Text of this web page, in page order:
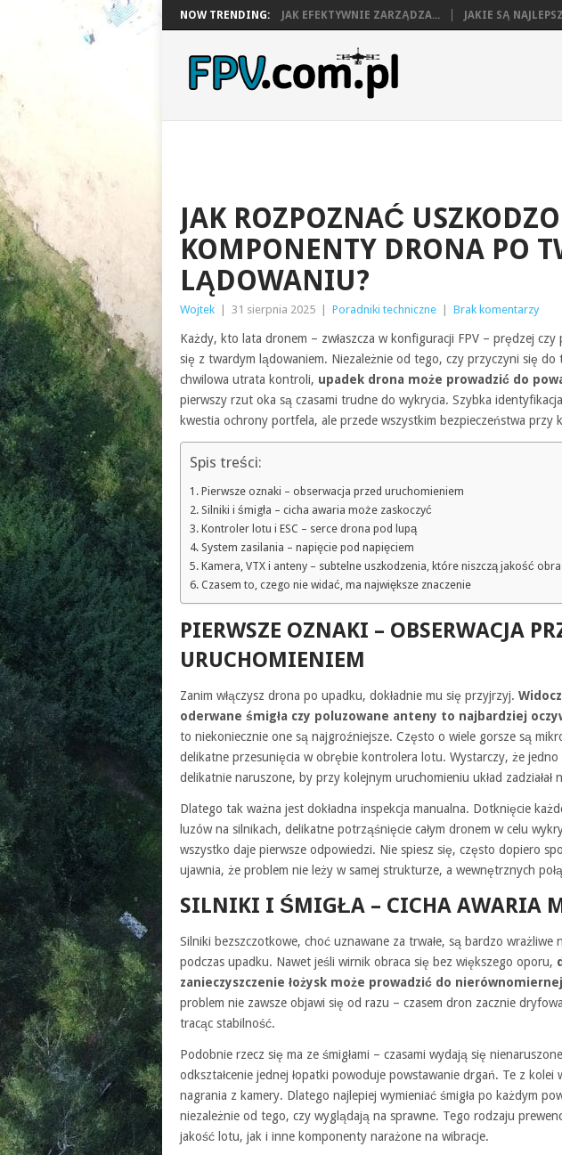
NOW TRENDING: JAK EFEKTYWNIE ZARZĄDZA... JAKIE SĄ
JAK ROZPOZNAĆ
KOMPONENTY DRONA PO
LĄDOWANIU?
Wojtek 31 sierpnia 2025 Poradniki techniczne Brak komentarzy
Każdy, kto lata dronem – zwłaszcza w konfiguracji FPV – prędzej czy
się z twardym lądowaniem. Niezależnie od tego, czy przyczyni się do
chwilowa utrata kontroli, upadek drona może prowadzić do
pierwszy rzut oka są czasami trudne do wykrycia. Szybka
kwestia ochrony portfela, ale przede wszystkim bezpieczeństwa przy
Spis treści:
Pierwsze oznaki – obserwacja przed uruchomieniem
Silniki i śmigła – cicha awaria może zaskoczyć
Kontroler lotu i ESC – serce drona pod lupą
System zasilania – napięcie pod napięciem
Kamera, VTX i anteny – subtelne uszkodzenia, które niszczą jakość
Czasem to, czego nie widać, ma największe znaczenie
PIERWSZE OZNAKI – OBSERWACJA
URUCHOMIENIEM
Zanim włączysz drona po upadku, dokładnie mu się przyjrzyj.
oderwane śmigła czy poluzowane anteny to najbardziej
to niekoniecznie one są najgroźniejsze. Często o wiele gorsze są
delikatne przesunięcia w obrębie kontrolera lotu. Wystarczy, że jedno
delikatnie naruszone, by przy kolejnym uruchomieniu układ zadziałał
Dlatego tak ważna jest dokładna inspekcja manualna. Dotknięcie
luzów na silnikach, delikatne potrząśnięcie całym dronem w celu
wszystko daje pierwsze odpowiedzi. Nie spiesz się, często dopiero
ujawnia, że problem nie leży w samej strukturze, a wewnętrznych
SILNIKI I ŚMIGŁA – CICHA AWARIA
Silniki bezszczotkowe, choć uznawane za trwałe, są bardzo wrażliwe
podczas upadku. Nawet jeśli wirnik obraca się bez większego oporu,
zanieczyszczenie łożysk może prowadzić do
problem nie zawsze objawi się od razu – czasem dron zacznie
tracąc stabilność.
Podobnie rzecz się ma ze śmigłami – czasami wydają się
odkształcenie jednej łopatki powoduje powstawanie drgań. Te z kolei
nagrania z kamery. Dlatego najlepiej wymieniać śmigła po każdym
niezależnie od tego, czy wyglądają na sprawne. Tego rodzaju
jakość lotu, jak i inne komponenty narażone na wibracje.